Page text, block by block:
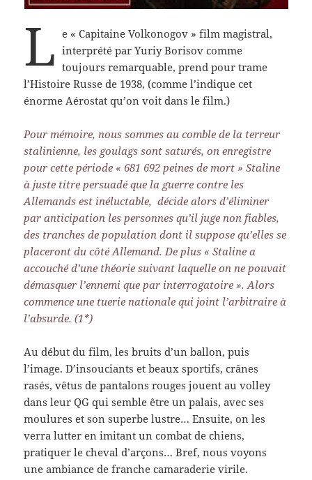
L e « Capitaine Volkonogov » film magistral,
interprété par Yuriy Borisov comme
toujours remarquable, prend pour trame
l’Histoire Russe de 1938, (comme l’indique cet
énorme Aérostat qu’on voit dans le film.)
Pour mémoire, nous sommes au comble de la terreur
stalinienne, les goulags sont saturés, on enregistre
pour cette période « 681 692 peines de mort » Staline
à juste titre persuadé que la guerre contre les
Allemands est inéluctable, décide alors d’éliminer
par anticipation les personnes qu’il juge non fiables,
des tranches de population dont il suppose qu’elles se
placeront du côté Allemand. De plus « Staline a
accouché d’une théorie suivant laquelle on ne pouvait
démasquer l’ennemi que par interrogatoire ». Alors
commence une tuerie nationale qui joint l’arbitraire à
l’absurde. (1*)
Au début du film, les bruits d’un ballon, puis
l’image. D’insouciants et beaux sportifs, crânes
rasés, vêtus de pantalons rouges jouent au volley
dans leur QG qui semble être un palais, avec ses
moulures et son superbe lustre… Ensuite, on les
verra lutter en imitant un combat de chiens,
pratiquer le cheval d’arçons… Bref, nous voyons
une ambiance de franche camaraderie virile.